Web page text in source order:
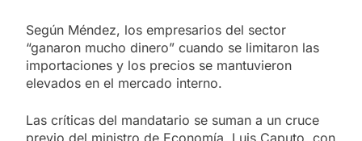
Según Méndez, los empresarios del sector
“ganaron mucho dinero” cuando se limitaron las
importaciones y los precios se mantuvieron
elevados en el mercado interno.
Las críticas del mandatario se suman a un cruce
previo del ministro de Economía, Luis Caputo, con